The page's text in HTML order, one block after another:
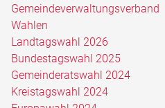
Gemeindeverwaltungsverband
Wahlen
Landtagswahl 2026
Bundestagswahl 2025
Gemeinderatswahl 2024
Kreistagswahl 2024